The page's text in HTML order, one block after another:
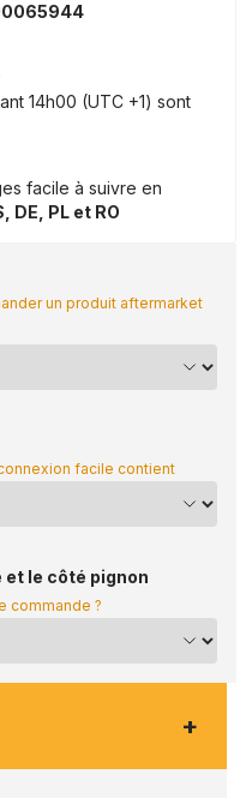
14h00 (UTC +1) sont
facile à suivre en
DE, PL et RO
un produit aftermarket
facile contient
et le côté pignon
commande ?
+